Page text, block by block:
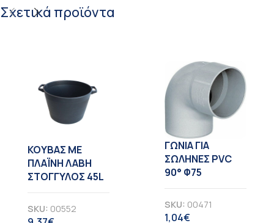
Σχετικά προϊόντα
KOYBAΣ ΜΕ
ΠΛΑΪΝΗ ΛΑΒΗ
ΣΤΟΓΓΥΛΟΣ 45L
SKU: 00552
ΓΩΝΙΑ ΓΙΑ
ΣΩΛΗΝΕΣ PVC
90° Φ75
SKU: 00471
1,04€